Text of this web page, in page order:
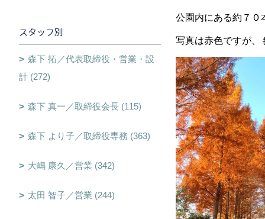
公園内にある約７０
写真は赤色ですが、
スタッフ別
森下 拓／代表取締役・営業・設
計 (272)
森下 真一／取締役会長 (115)
森下 より子／取締役専務 (363)
大嶋 康久／営業 (342)
太田 智子／営業 (244)